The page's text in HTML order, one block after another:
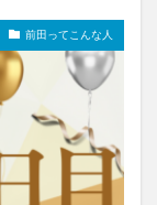
前田ってこんな人